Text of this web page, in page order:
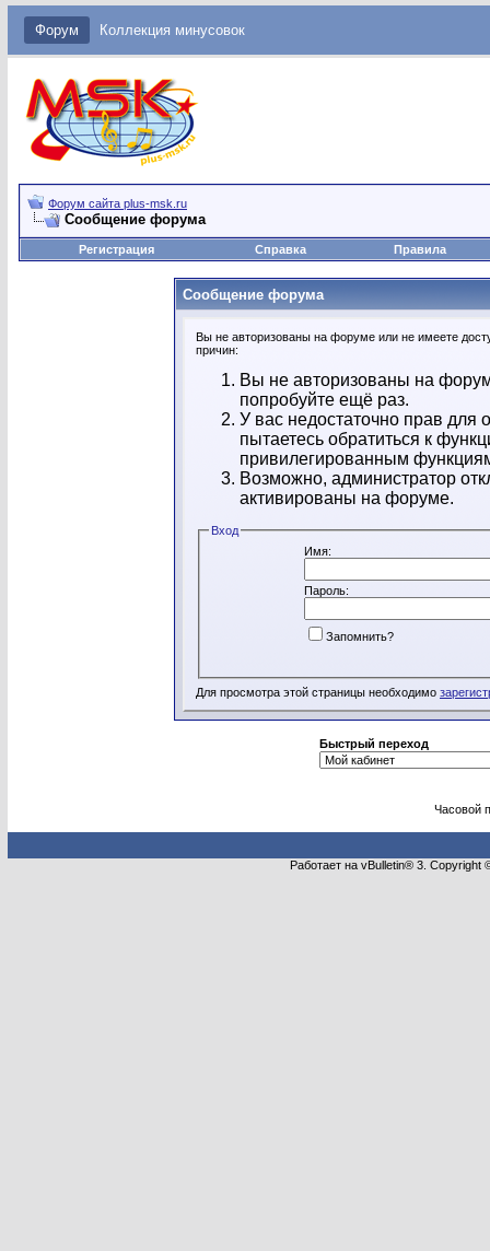
Форум Коллекция минусовок
Форум сайта plus-msk.ru
Сообщение форума
Регистрация Справка Правила
Сообщение форума
Вы не авторизованы на форуме или не имеете
причин:
Вы не авторизованы на
попробуйте ещё раз.
У вас недостаточно прав
пытаетесь обратиться к
привилегированным
Возможно, администратор
активированы на форуме.
Вход
Имя:
Пароль:
Запомнить?
Для просмотра этой страницы необходимо
Быстрый переход
Часовой
Работает на vBulletin® 3.